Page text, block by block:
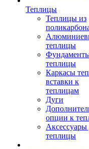
Теплицы
Теплицы из
теплицы
теплицы
Каркасы
вставки к
теплицам
Дуги
опции к
Аксессуары
теплицы